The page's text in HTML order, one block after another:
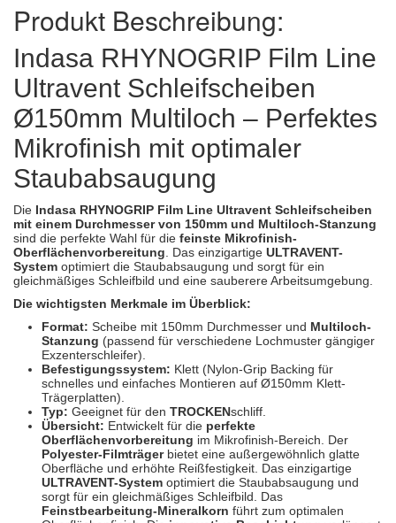
(2)
KWASNY
(8)
Mirka
(1)
no-name
(1)
Novol
(3)
Prevost
(21)
Sia
(3)
Spectral
(5)
StarChem
(1)
Sundstrom
(4)
Troton
(2)
Wibeco
(1)
ZVG
Produkt Beschreibung:
Indasa RHYNOGRIP Film Line
Ultravent Schleifscheiben
Ø150mm Multiloch – Perfektes
Mikrofinish mit optimaler
Staubabsaugung
Die Indasa RHYNOGRIP Film Line Ultravent Schleifscheiben
mit einem Durchmesser von 150mm und Multiloch-Stanzung
sind die perfekte Wahl für die feinste Mikrofinish-
Oberflächenvorbereitung . Das einzigartige ULTRAVENT-
System optimiert die Staubabsaugung und sorgt für ein
gleichmäßiges Schleifbild und eine sauberere Arbeitsumgebung.
Die wichtigsten Merkmale im Überblick:
Format: Scheibe mit 150mm Durchmesser und Multiloch-
Stanzung (passend für verschiedene Lochmuster gängiger
Exzenterschleifer).
Befestigungssystem: Klett (Nylon-Grip Backing für
schnelles und einfaches Montieren auf Ø150mm Klett-
Trägerplatten).
Typ: Geeignet für den TROCKENschliff.
Übersicht: Entwickelt für die perfekte
Oberflächenvorbereitung im Mikrofinish-Bereich. Der
Polyester-Filmträgerbietet eine außergewöhnlich glatte
Oberfläche und erhöhte Reißfestigkeit. Das einzigartige
ULTRAVENT-System optimiert die Staubabsaugung und
sorgt für ein gleichmäßiges Schleifbild. Das
Feinstbearbeitung-Mineralkorn führt zum optimalen